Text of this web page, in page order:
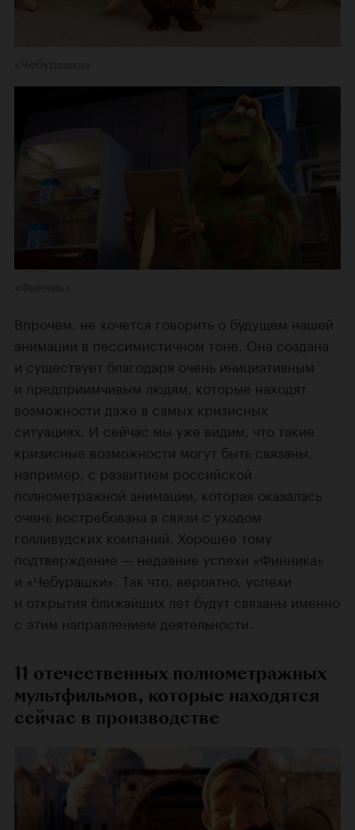
Впрочем, не хочется говорить о будущем нашей
анимации в пессимистичном тоне. Она создана
и существует благодаря очень инициативным
и предприимчивым людям, которые находят
возможности даже в самых кризисных
ситуациях. И сейчас мы уже видим, что такие
кризисные возможности могут быть связаны,
например, с развитием российской
полнометражной анимации, которая оказалась
очень востребована в связи с уходом
голливудских компаний. Хорошее тому
подтверждение — недавние успехи «Финника»
и «Чебурашки». Так что, вероятно, успехи
и открытия ближайших лет будут связаны именно
с этим направлением деятельности.
11 отечественных полнометражных
мультфильмов, которые находятся
сейчас в производстве